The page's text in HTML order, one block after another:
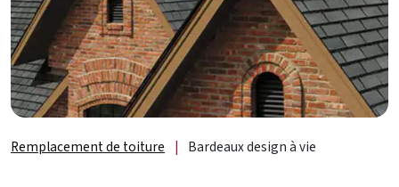
Bardeaux
designer
à
vie
Réparation
de
toit
Remplacement de toiture | Bardeaux design à vie